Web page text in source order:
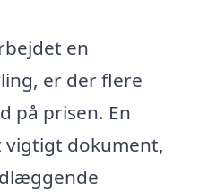
en
er der flere
på prisen. En
dokument,